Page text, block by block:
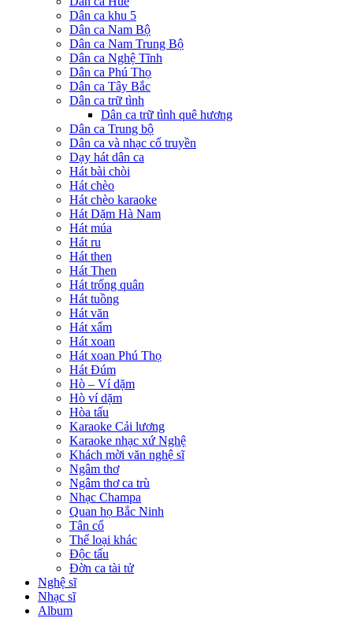
Dân ca khu 5
Dân ca Nam Bộ
Dân ca Nam Trung Bộ
Dân ca Nghệ Tĩnh
Dân ca Phú Thọ
Dân ca Tây Bắc
Dân ca trữ tình
Dân ca trữ tình quê hương
Dân ca Trung bộ
Dân ca và nhạc cổ truyền
Dạy hát dân ca
Hát bài chòi
Hát chèo
Hát chèo karaoke
Hát Dặm Hà Nam
Hát múa
Hát ru
Hát then
Hát Then
Hát trống quân
Hát tuồng
Hát văn
Hát xẩm
Hát xoan
Hát xoan Phú Thọ
Hát Đúm
Hò – Ví dặm
Hò ví dặm
Hòa tấu
Karaoke Cải lương
Karaoke nhạc xứ Nghệ
Khách mời văn nghệ sĩ
Ngâm thơ
Ngâm thơ ca trù
Nhạc Champa
Quan họ Bắc Ninh
Tân cổ
Thể loại khác
Độc tấu
Đờn ca tài tử
Nghệ sĩ
Nhạc sĩ
Album